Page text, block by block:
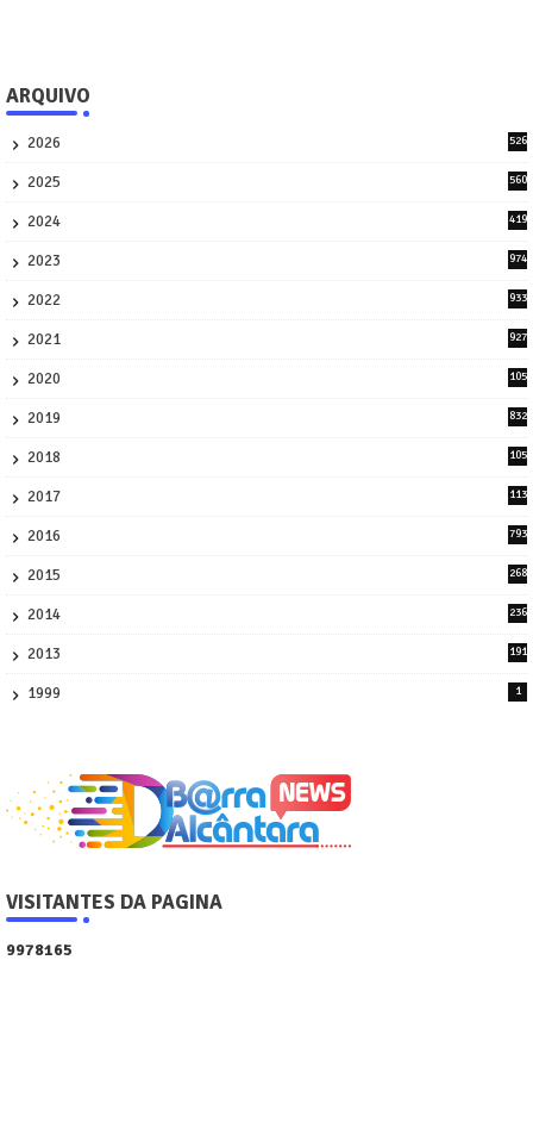
ARQUIVO
2026
526
2025
560
2024
419
2023
974
2022
933
2021
927
2020
105
2019
832
2018
105
2017
113
2016
793
2015
268
2014
236
2013
191
1999 1
VISITANTES DA PAGINA
9978165